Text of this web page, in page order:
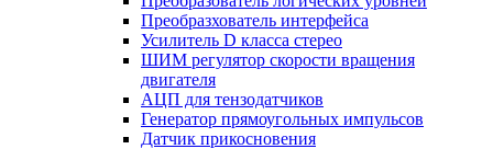
Преобразхователь интерфейса
Усилитель D класса стерео
ШИМ регулятор скорости вращения
двигателя
АЦП для тензодатчиков
Генератор прямоугольных импульсов
Датчик прикосновения